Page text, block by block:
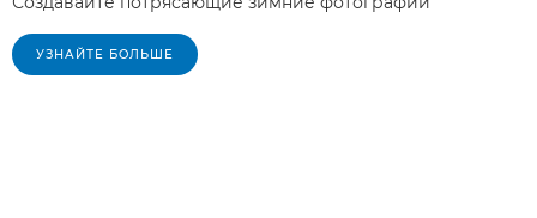
УЗНАЙТЕ БОЛЬШЕ